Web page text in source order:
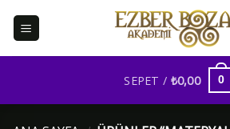
SEPET / ₺0,00 0